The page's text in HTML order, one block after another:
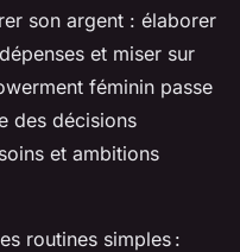
son argent : élaborer
et miser sur
féminin passe
des décisions
et ambitions
routines simples :